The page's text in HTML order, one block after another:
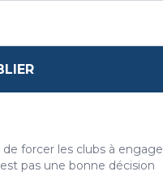
forcer les clubs à
pas une bonne décision